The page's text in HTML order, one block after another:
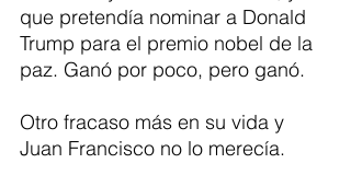
que pretendía nominar a Donald
Trump para el premio nobel de la
paz. Ganó por poco, pero ganó.
Otro fracaso más en su vida y
Juan Francisco no lo merecía.